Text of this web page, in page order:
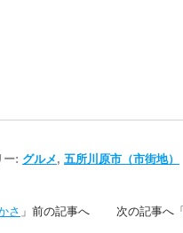
ー: グルメ , 五所川原市（市街地）
さ 」前の記事へ 次の記事へ「